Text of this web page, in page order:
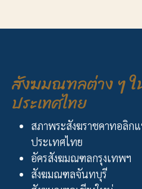
สังฆมณฑลต่าง ๆ
ประเทศไทย
สภาพระสังฆราชคาทอลิก
ประเทศไทย
อัครสังฆมณฑลกรุงเทพฯ
สังฆมณฑลจันทบุรี